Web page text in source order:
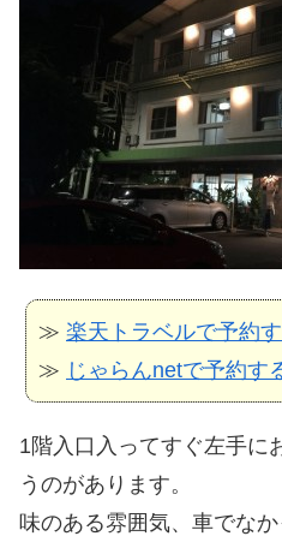
≫ 楽天トラベルで予約す
≫ じゃらんnetで予約す
1階入口入ってすぐ左手に
うのがあります。
味のある雰囲気、車でな